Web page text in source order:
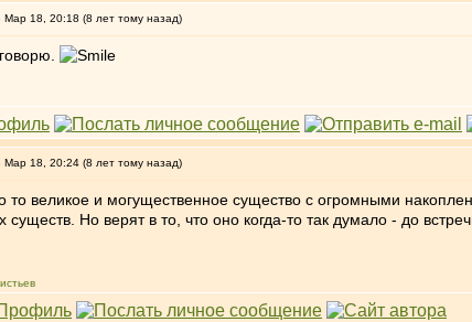
Мар 18, 20:18 (8 лет тому назад)
Мар 18, 20:24 (8 лет тому назад)
то великое и могущественное существо с огромными
Но верят в то, что оно когда-то так думало - до